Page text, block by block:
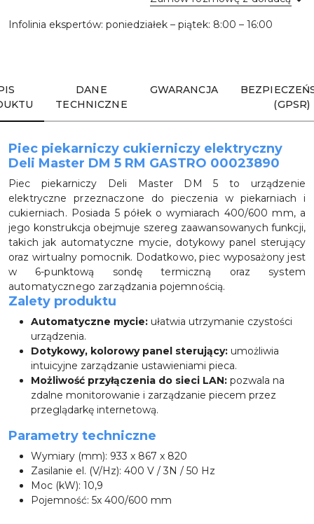
Infolinia ekspertów: poniedziałek – piątek: 8:00 – 16:00
DANE
TECHNICZNE
GWARANCJA
(GPSR)
Piec piekarniczy cukierniczy elektryczny
Deli Master DM 5 RM GASTRO 00023890
Piec piekarniczy Deli Master DM 5 to urządzenie
elektryczne przeznaczone do pieczenia w piekarniach i
cukierniach. Posiada 5 półek o wymiarach 400/600 mm, a
jego konstrukcja obejmuje szereg zaawansowanych funkcji,
takich jak automatyczne mycie, dotykowy panel sterujący
oraz wirtualny pomocnik. Dodatkowo, piec wyposażony jest
w 6-punktową sondę termiczną oraz system
automatycznego zarządzania pojemnością.
Zalety produktu
Automatyczne mycie: ułatwia utrzymanie czystości
urządzenia.
Dotykowy, kolorowy panel sterujący: umożliwia
intuicyjne zarządzanie ustawieniami pieca.
Możliwość przyłączenia do sieci LAN: pozwala na
zdalne monitorowanie i zarządzanie piecem przez
przeglądarkę internetową.
Parametry techniczne
Wymiary (mm): 933 x 867 x 820
Zasilanie el. (V/Hz): 400 V / 3N / 50 Hz
Moc (kW): 10,9
Pojemność: 5x 400/600 mm